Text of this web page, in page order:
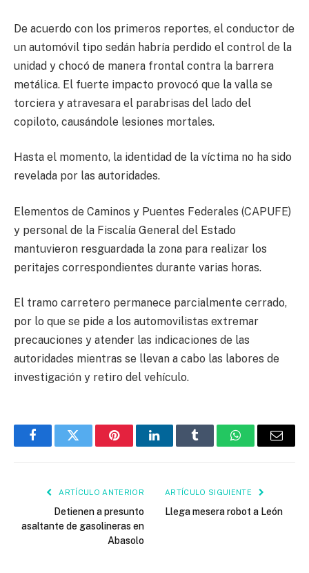
De acuerdo con los primeros reportes, el conductor de
un automóvil tipo sedán habría perdido el control de la
unidad y chocó de manera frontal contra la barrera
metálica. El fuerte impacto provocó que la valla se
torciera y atravesara el parabrisas del lado del
copiloto, causándole lesiones mortales.
Hasta el momento, la identidad de la víctima no ha sido
revelada por las autoridades.
Elementos de Caminos y Puentes Federales (CAPUFE)
y personal de la Fiscalía General del Estado
mantuvieron resguardada la zona para realizar los
peritajes correspondientes durante varias horas.
El tramo carretero permanece parcialmente cerrado,
por lo que se pide a los automovilistas extremar
precauciones y atender las indicaciones de las
autoridades mientras se llevan a cabo las labores de
investigación y retiro del vehículo.
FacebookTwitter PinterestLinkedInTumblr WhatsAppEmail
ARTÍCULO ANTERIOR
Detienen a presunto
asaltante de gasolineras en
Abasolo
ARTÍCULO SIGUIENTE
Llega mesera robot a León